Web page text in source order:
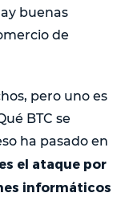
buenas
de
pero uno es
BTC se
ha pasado en
el ataque por
informáticos